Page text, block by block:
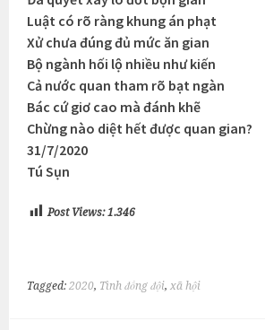
Luật có rõ ràng khung án phạt
Xử chưa đúng đủ mức ăn gian
Bộ ngành hối lộ nhiều như kiến
Cả nước quan tham rõ bạt ngàn
Bác cứ giơ cao mà đánh khẽ
Chừng nào diệt hết được quan gian?
31/7/2020
Tú Sụn
Post Views: 1.346
Tagged:2020, Tình đồng đội,xã hội